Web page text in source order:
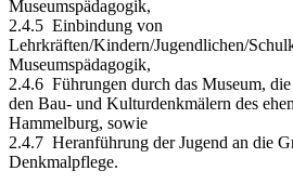
Museumspädagogik,
2.4.5 Einbindung von
Lehrkräften/Kindern/Jugendlichen/
Museumspädagogik,
2.4.6 Führungen durch das Museum,
den Bau- und Kulturdenkmälern des
Hammelburg, sowie
2.4.7 Heranführung der Jugend an die
Denkmalpflege.